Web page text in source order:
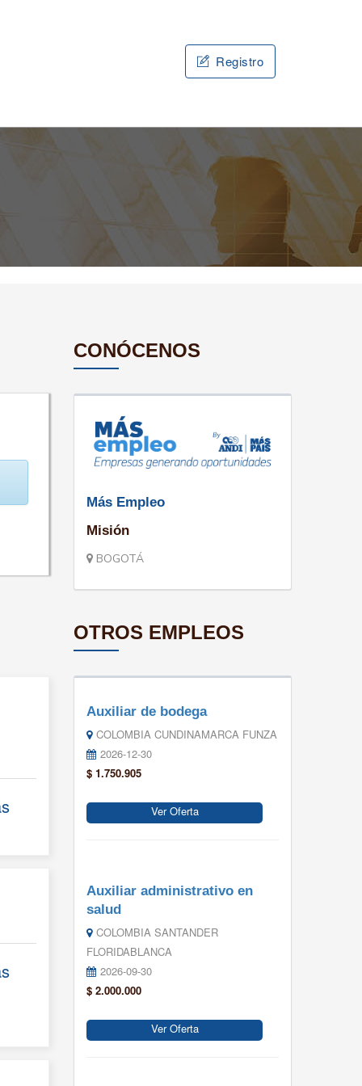
Registro
CONÓCENOS
Más Empleo
Misión
BOGOTÁ
OTROS EMPLEOS
Auxiliar de bodega
COLOMBIA CUNDINAMARCA FUNZA
2026-12-30
$ 1.750.905
Ver Oferta
Auxiliar administrativo en
salud
COLOMBIA SANTANDER
FLORIDABLANCA
2026-09-30
$ 2.000.000
Ver Oferta